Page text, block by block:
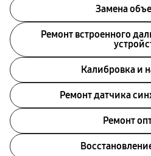
Замена
Ремонт встроенного
Калибровка и
Ремонт датчика
Ремонт